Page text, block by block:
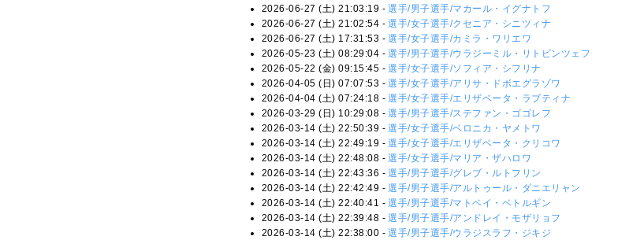
2026-06-27 (土) 21:03:19 -選手/男子選手/マカール・イグナトフ
2026-06-27 (土) 21:02:54 -選手/女子選手/クセニア・シニツィナ
2026-06-27 (土) 17:31:53 -選手/女子選手/カミラ・ワリエワ
2026-05-23 (土) 08:29:04 -選手/男子選手/ウラジーミル・リトビンツェフ
2026-05-22 (金) 09:15:45 -選手/女子選手/ソフィア・シフリナ
2026-04-05 (日) 07:07:53 -選手/女子選手/アリサ・ドボエグラゾワ
2026-04-04 (土) 07:24:18 -選手/女子選手/エリザベータ・ラブティナ
2026-03-29 (日) 10:29:08 -選手/男子選手/ステファン・ゴゴレフ
2026-03-14 (土) 22:50:39 -選手/女子選手/ベロニカ・ヤメトワ
2026-03-14 (土) 22:49:19 -選手/女子選手/エリザベータ・クリコワ
2026-03-14 (土) 22:48:08 -選手/女子選手/マリア・ザハロワ
2026-03-14 (土) 22:43:36 -選手/男子選手/グレブ・ルトフリン
2026-03-14 (土) 22:42:49 -選手/男子選手/アルトゥール・ダニエリャン
2026-03-14 (土) 22:40:41 -選手/男子選手/マトベイ・ベトルギン
2026-03-14 (土) 22:39:48 -選手/男子選手/アンドレイ・モザリョフ
2026-03-14 (土) 22:38:00 -選手/男子選手/ウラジスラフ・ジキジ